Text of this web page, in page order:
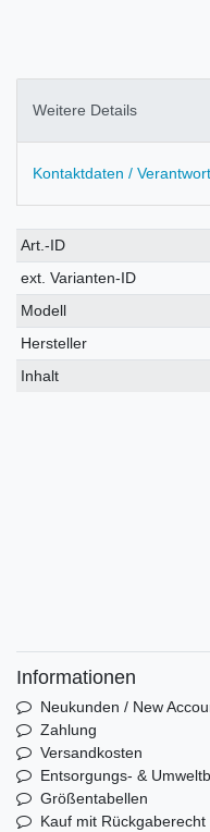
Weitere Details
Kontaktdaten /
Technisches
Merkmal
Wert
Art.-ID
ext. Varianten-ID
Modell
Hersteller
Inhalt
Informationen
Neukunden / New
Zahlung
Versandkosten
Entsorgungs- &
Größentabellen
Kauf mit Rückgaberecht